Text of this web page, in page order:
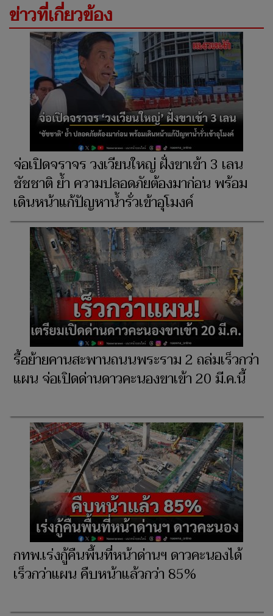
ข่าวที่เกี่ยวข้อง
จ่อเปิดจราจร วงเวียนใหญ่ ฝั่งขาเข้า 3 เลน
ชัชชาติ ย้ำ ความปลอดภัยต้องมาก่อน พร้อม
เดินหน้าแก้ปัญหาน้ำรั่วเข้าอุโมงค์
รื้อย้ายคานสะพานถนนพระราม 2 ถล่มเร็วกว่า
แผน จ่อเปิดด่านดาวคะนองขาเข้า 20 มี.ค.นี้
กทพ.เร่งกู้คืนพื้นที่หน้าด่านฯ ดาวคะนองได้
เร็วกว่าแผน คืบหน้าแล้วกว่า 85%